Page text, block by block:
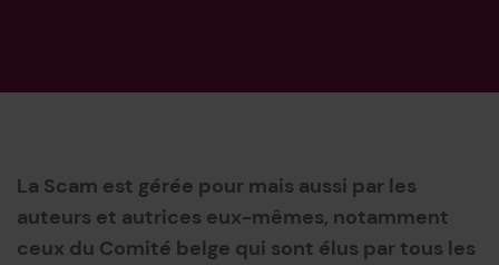
La Scam est gérée pour mais aussi par les
auteurs et autrices eux-mêmes, notamment
ceux du Comité belge qui sont élus par tous les